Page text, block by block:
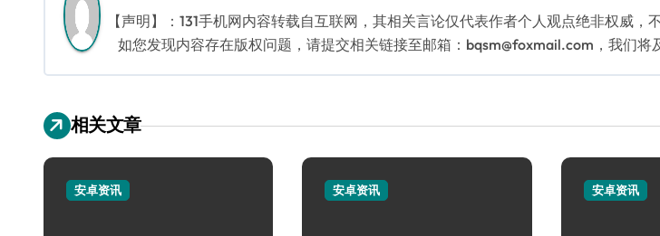
航
【声明】：131手机网内容转载自互联网，其相关言论仅代表作者个人观点绝非权威，
如您发现内容存在版权问题，请提交相关链接至邮箱：bqsm@foxmail.com，我们将
相关文章
安卓资讯 安卓资讯 安卓资讯